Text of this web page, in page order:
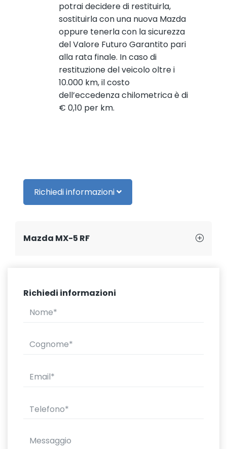
potrai decidere di restituirla,
sostituirla con una nuova Mazda
oppure tenerla con la sicurezza
del Valore Futuro Garantito pari
alla rata finale. In caso di
restituzione del veicolo oltre i
10.000 km, il costo
dell’eccedenza chilometrica è di
€ 0,10 per km.
Richiedi informazioni
Mazda MX-5 RF
Richiedi informazioni